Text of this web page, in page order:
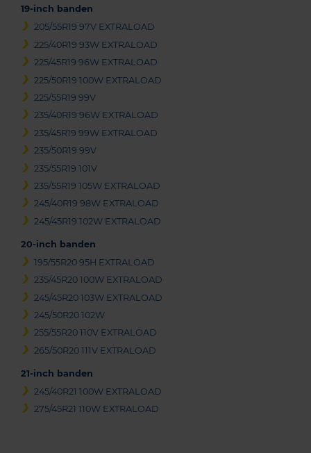
19-inch banden
205/55R19 97V EXTRALOAD
225/40R19 93W EXTRALOAD
225/45R19 96W EXTRALOAD
225/50R19 100W EXTRALOAD
225/55R19 99V
235/40R19 96W EXTRALOAD
235/45R19 99W EXTRALOAD
235/50R19 99V
235/55R19 101V
235/55R19 105W EXTRALOAD
245/40R19 98W EXTRALOAD
245/45R19 102W EXTRALOAD
20-inch banden
195/55R20 95H EXTRALOAD
235/45R20 100W EXTRALOAD
245/45R20 103W EXTRALOAD
245/50R20 102W
255/55R20 110V EXTRALOAD
265/50R20 111V EXTRALOAD
21-inch banden
245/40R21 100W EXTRALOAD
275/45R21 110W EXTRALOAD